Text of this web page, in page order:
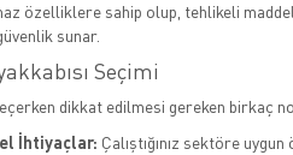
özelliklere sahip olup, tehlikeli
sunar.
Seçimi
dikkat edilmesi gereken birkaç
İhtiyaçlar: Çalıştığınız sektöre